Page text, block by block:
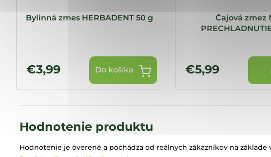
Bylinná zmes HERBADENT 50 g
€3,99 Do košíka
Čajová zmez
€5,99
Hodnotenie produktu
Hodnotenie je overené a pochádza od reálnych zákazníkov na